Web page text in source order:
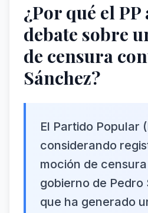
¿Por qué el
debate sobre
de censura
Sánchez?
El Partido Popular
considerando
moción de
gobierno de Pedro
que ha generado